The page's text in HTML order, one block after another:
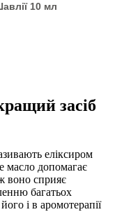
10 мл
засіб
еліксиром
масло допомагає
воно сприяє
багатьох
і в аромотерапії